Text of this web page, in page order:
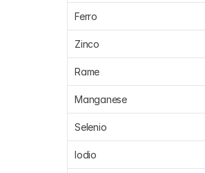
Ferro
Zinco
Rame
Manganese
Selenio
Iodio